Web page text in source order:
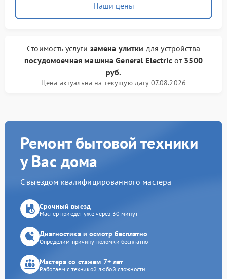
Наши цены
Стоимость услуги замена улитки для устройства
посудомоечная машина General Electricот 3500
руб.
Цена актуальна на текущую дату 07.08.2026
Ремонт бытовой техники
у Вас дома
С выездом квалифицированного мастера
Срочный выезд
Мастер приедет уже через 30 минут
Диагностика и осмотр бесплатно
Определим причину поломки бесплатно
Мастера со стажем 7+ лет
Работаем с техникой любой сложности